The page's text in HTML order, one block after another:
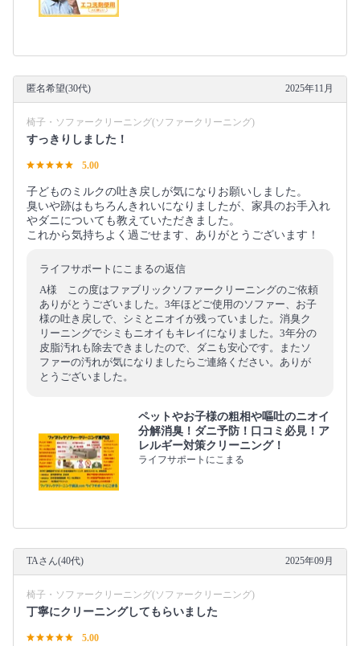
匿名希望(30代) 2025年11月
椅子・ソファークリーニング(ソファークリーニング)
すっきりしました！
5.00
子どものミルクの吐き戻しが気になりお願いしました。
臭いや跡はもちろんきれいになりましたが、家具のお手入れ
やダニについても教えていただきました。
これから気持ちよく過ごせます、ありがとうございます！
ライフサポートにこまるの返信
A様 この度はファブリックソファークリーニングのご依頼
ありがとうございました。3年ほどご使用のソファー、お子
様の吐き戻しで、シミとニオイが残っていました。消臭ク
リーニングでシミもニオイもキレイになりました。3年分の
皮脂汚れも除去できましたので、ダニも安心です。またソ
ファーの汚れが気になりましたらご連絡ください。ありが
とうございました。
ペットやお子様の粗相や嘔吐のニオイ
分解消臭！ダニ予防！口コミ必見！ア
レルギー対策クリーニング！
ライフサポートにこまる
TAさん(40代) 2025年09月
椅子・ソファークリーニング(ソファークリーニング)
丁寧にクリーニングしてもらいました
5.00